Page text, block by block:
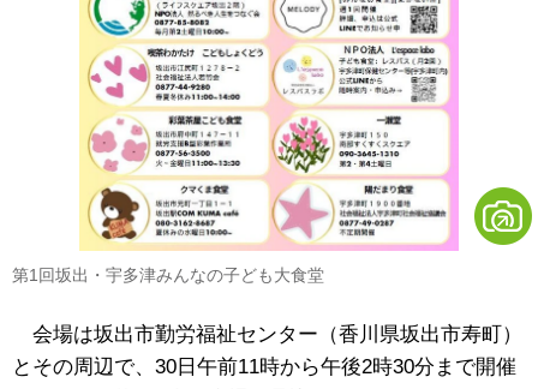
第1回坂出・宇多津みんなの子ども大食堂
会場は坂出市勤労福祉センター（香川県坂出市寿町）
とその周辺で、30日午前11時から午後2時30分まで開催